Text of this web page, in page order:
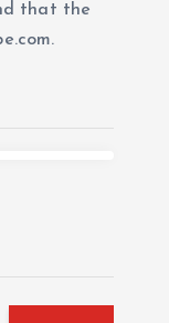
that the